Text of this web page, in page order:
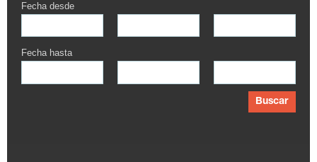
Fecha desde
Fecha hasta
Buscar